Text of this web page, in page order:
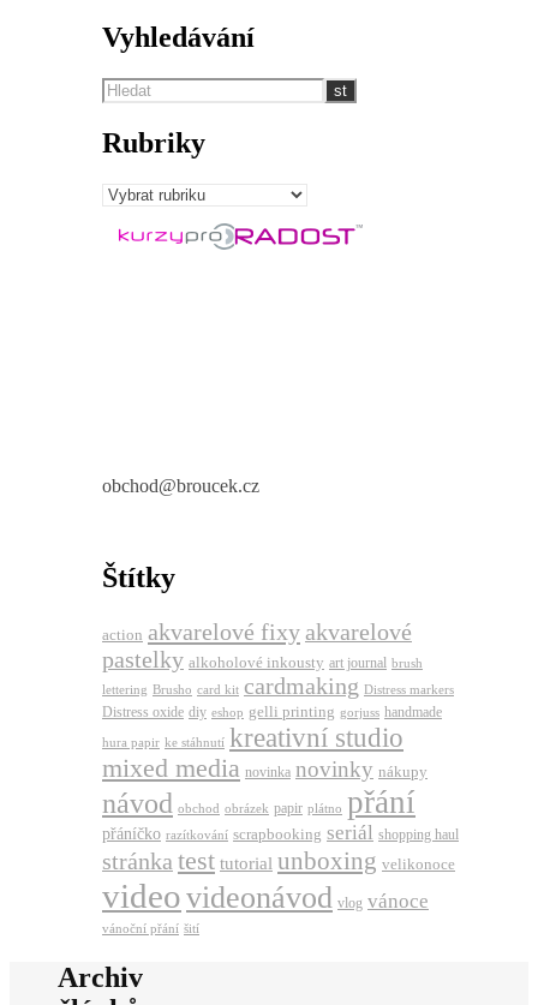
Vyhledávání
Rubriky
Rubriky
obchod@broucek.cz
Štítky
action akvarelové fixyakvarelové
pastelky alkoholové inkousty art journal brush
lettering Brusho card kit cardmaking Distress markers
Distress oxide diy eshop gelli printing gorjuss handmade
hura papir ke stáhnutí kreativní studio
mixed media novinka novinky nákupy
návod obchod obrázek papir plátno přání
přáníčko razítkování scrapbooking seriál shopping haul
stránka test tutorial unboxing velikonoce
videovideonávod vlog vánoce
vánoční přání šití
Archiv